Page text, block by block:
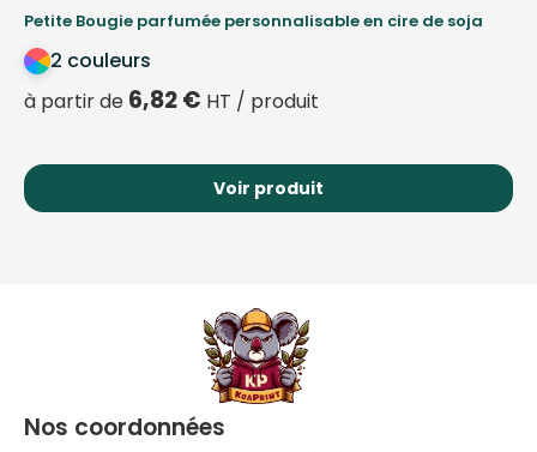
Petite Bougie parfumée personnalisable en cire de soja
2 couleurs
à partir de 6,82€ HT / produit
Voir produit
Nos coordonnées